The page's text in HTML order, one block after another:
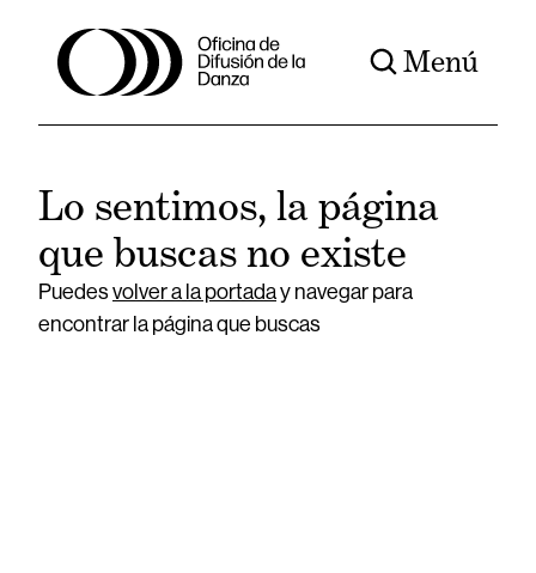
Menú
Lo sentimos, la página
que buscas no existe
Puedesvolver a la portaday navegar para
encontrar la página que buscas